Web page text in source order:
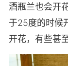
酒瓶兰也会开
于25度的时候
开花，有些甚